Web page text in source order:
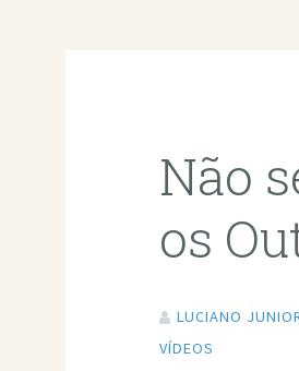
Não
os
LUCIANO
VÍDEOS